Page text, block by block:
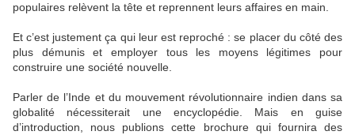
populaires relèvent la tête et reprennent leurs affaires en main.
Et c’est justement ça qui leur est reproché : se placer du côté des
plus démunis et employer tous les moyens légitimes pour
construire une société nouvelle.
Parler de l’Inde et du mouvement révolutionnaire indien dans sa
globalité nécessiterait une encyclopédie. Mais en guise
d’introduction, nous publions cette brochure qui fournira des